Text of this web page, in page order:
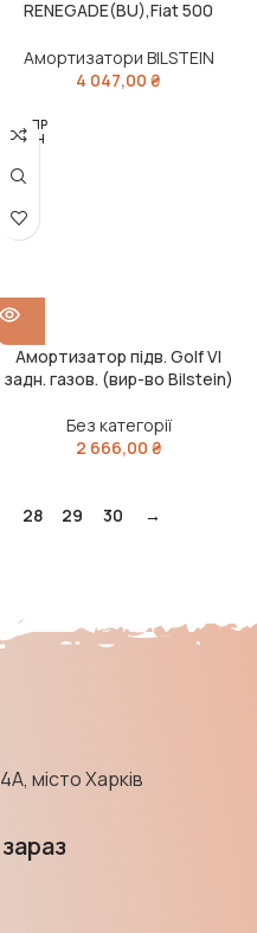
RENEGADE(BU),Fiat 500
газ.B4 (вир-во Bilstein)
Амортизатори BILSTEIN
4 047,00 ₴
РОЗПР
ОДАН
Амортизатор підв. Golf VI
задн. газов. (вир-во Bilstein)
Без категорії
2 666,00 ₴
28 29 30 →
місто Харків